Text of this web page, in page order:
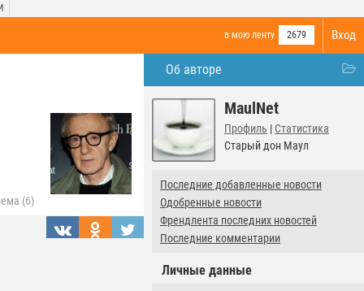
Вход
в мою ленту 2679
Об авторе
MaulNet
Профиль | Статистика
Старый дон Маул
Последние добавленные новости
Одобренные новости
Френдлента последних новостей
Последние комментарии
Личные данные
(6)